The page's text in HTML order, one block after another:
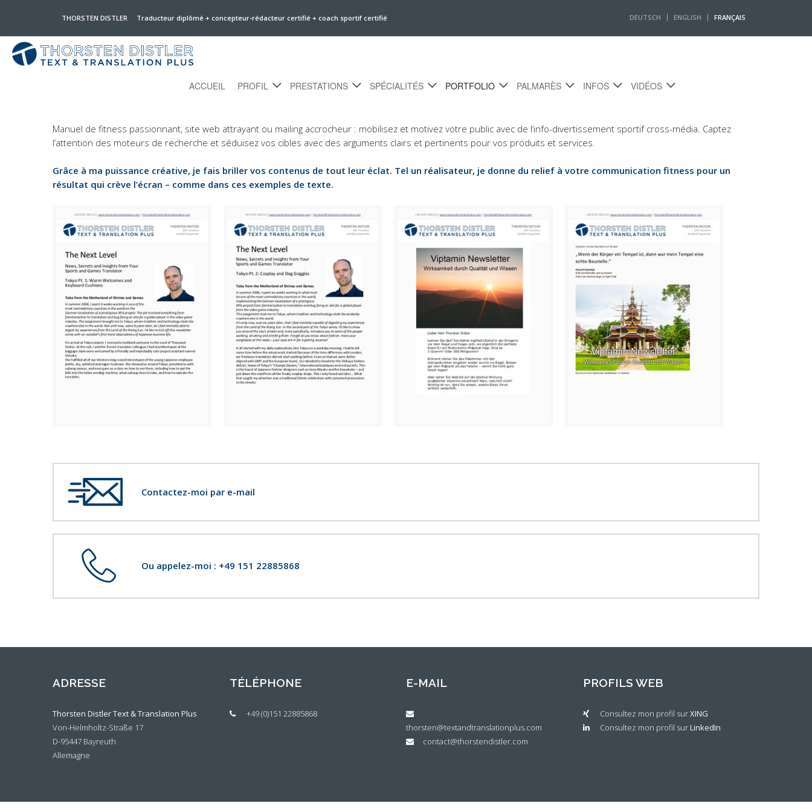
THORSTEN DISTLER Traducteur diplômé + concepteur-rédacteur certifié + coach sportif certifié DEUTSCH ENGLISH FRANÇAIS
ACCUEIL PROFIL PRESTATIONS SPÉCIALITÉS PORTFOLIO PALMARÈS INFOS VIDÉOS
Manuel de fitness passionnant, site web attrayant ou mailing accrocheur : mobilisez et motivez votre public avec de l’info-divertissement sportif cross-média. Captez
l’attention des moteurs de recherche et séduisez vos cibles avec des arguments clairs et pertinents pour vos produits et services.
Grâce à ma puissance créative, je fais briller vos contenus de tout leur éclat. Tel un réalisateur, je donne du relief à votre communication fitness pour un
résultat qui crève l’écran – comme dans ces exemples de texte.
Contactez-moi par e-mail
Ou appelez-moi : +49 151 22885868
ADRESSE
Thorsten Distler Text & Translation Plus
Von-Helmholtz-Straße 17
D-95447 Bayreuth
Allemagne
TÉLÉPHONE
+49 (0)151 22885868
E-MAIL
thorsten@textandtranslationplus.com
contact@thorstendistler.com
PROFILS WEB
Consultez mon profil surXING
Consultez mon profil surLinkedIn